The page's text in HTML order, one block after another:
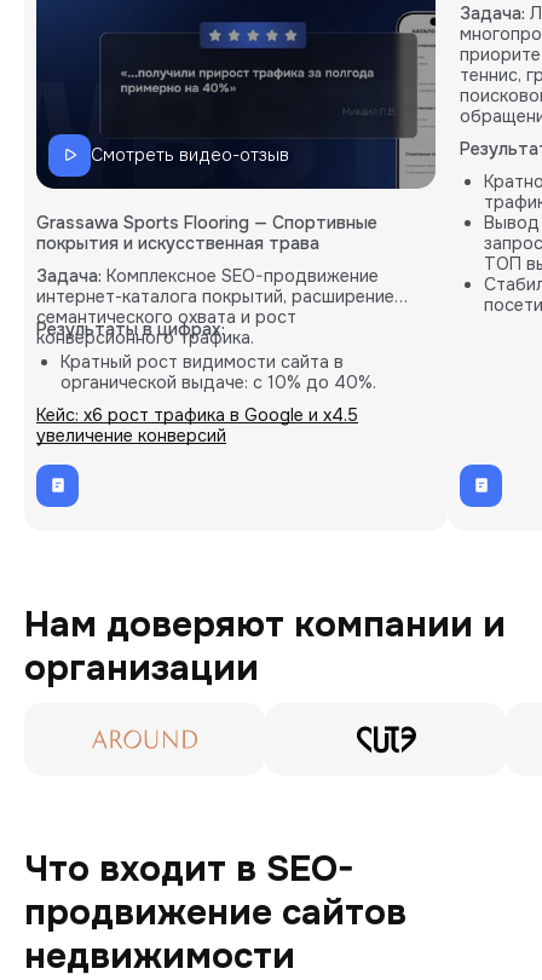
Смотреть видео-отзыв
Grassawa Sports Flooring — Спортивные
покрытия и искусственная трава
Задача: Комплексное SEO-продвижение
интернет-каталога покрытий, расширение
семантического охвата и рост
конверсионного трафика.
Результаты в цифрах:
Кратный рост видимости сайта в
органической выдаче: с 10% до 40%.
Пропорциональное увеличение количества
целевых B2B-заявок (лидов).
Внедрение кастомных решений на основе
глубокой аналитики проекта.
Кейс: х6 рост трафика в Google и х4.5
увеличение конверсий
Задача:
теннис,
ТОП
Нам доверяют компании и
организации
Что входит в SEO-
продвижение сайтов
недвижимости